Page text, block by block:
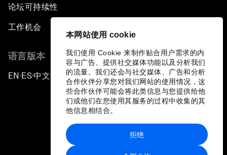
本网站使用 cookie
我们使用 Cookie 来制作贴合用户需求的内
容与广告、提供社交媒体功能以及分析我们
的流量。我们还会与社交媒体、广告和分析
合作伙伴分享您对我们网站的使用情况，这
些合作伙伴可能会将此类信息与您提供给他
们或他们在您使用其服务的过程中收集的其
他信息相结合。
拒绝
论坛可持续性
工作机会
语言版本
EN ▪ES▪中文▪ 日本語